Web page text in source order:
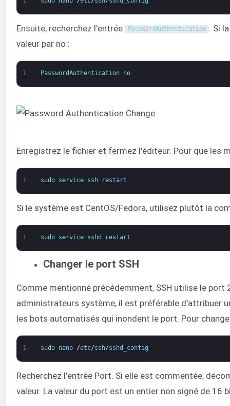
Ensuite, recherchez l'entrée PasswordAuthentication . Si
valeur par no :
1 PasswordAuthentication no
Enregistrez le fichier et fermez l'éditeur. Pour que les
1 sudo service ssh restart
Si le système est CentOS/Fedora, utilisez plutôt la
1 sudo service sshd restart
Changer le port SSH
Comme mentionné précédemment, SSH utilise le
administrateurs système, il est préférable d'attribuer
les bots automatisés qui inondent le port. Pour
1 sudo nano /etc/ssh/sshd_config
Recherchez l'entrée Port. Si elle est commentée,
valeur. La valeur du port est un entier non signé de 16